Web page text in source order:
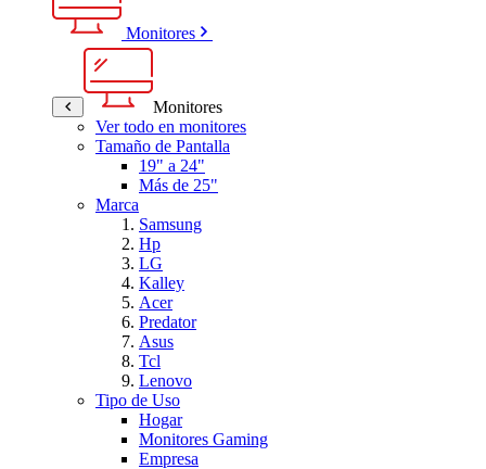
Monitores
Monitores
Ver todo en monitores
Tamaño de Pantalla
19" a 24"
Más de 25"
Marca
Samsung
Hp
LG
Kalley
Acer
Predator
Asus
Tcl
Lenovo
Tipo de Uso
Hogar
Monitores Gaming
Empresa